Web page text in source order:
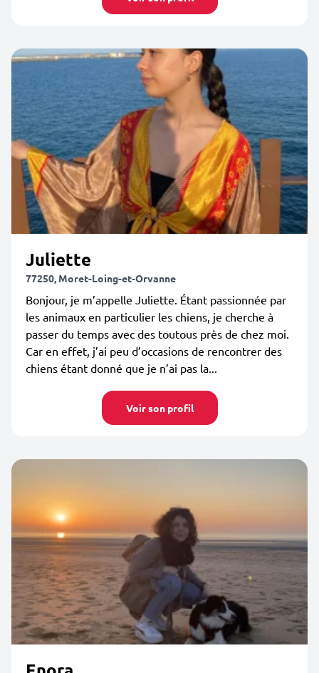
Juliette
77250, Moret-Loing-et-Orvanne
Bonjour, je m’appelle Juliette. Étant passionnée par
les animaux en particulier les chiens, je cherche à
passer du temps avec des toutous près de chez moi.
Car en effet, j’ai peu d’occasions de rencontrer des
chiens étant donné que je n’ai pas la...
Voir son profil